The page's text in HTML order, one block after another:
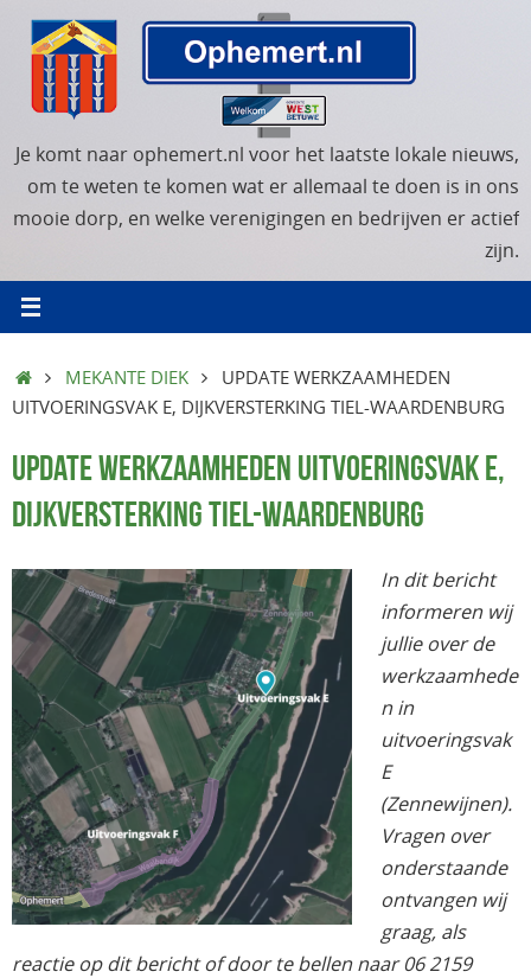
naar
inhoud
Je komt naar ophemert.nl voor het laatste lokale nieuws,
om te weten te komen wat er allemaal te doen is in ons
mooie dorp, en welke verenigingen en bedrijven er actief
zijn.
HOMEMEKANTE DIEK
UPDATE WERKZAAMHEDEN
UITVOERINGSVAK E, DIJKVERSTERKING TIEL-WAARDENBURG
UPDATE WERKZAAMHEDEN UITVOERINGSVAK E,
DIJKVERSTERKING TIEL-WAARDENBURG
In dit bericht
informeren wij
jullie over de
werkzaamhede
n in
uitvoeringsvak
E
(Zennewijnen).
Vragen over
onderstaande
ontvangen wij
graag, als
reactie op dit bericht of door te bellen naar 06 2159